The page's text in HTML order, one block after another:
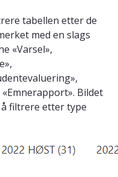
tabellen etter de
med en slags
«Varsel»,
Bildet
filtrere etter type